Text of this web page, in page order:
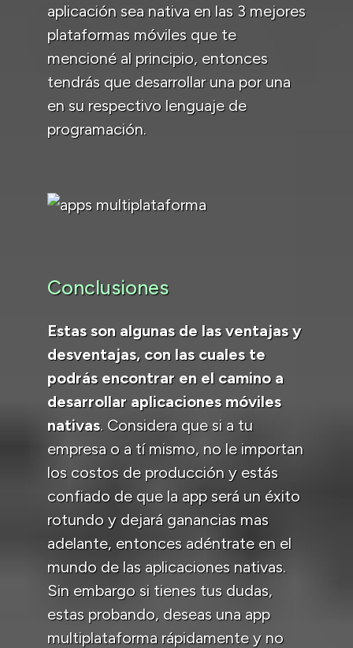
aplicación sea nativa en las 3 mejores
plataformas móviles que te
mencioné al principio, entonces
tendrás que desarrollar una por una
en su respectivo lenguaje de
programación.
Conclusiones
Estas son algunas de las ventajas y
desventajas, con las cuales te
podrás encontrar en el camino a
desarrollar aplicaciones móviles
nativas. Considera que si a tu
empresa o a tí mismo, no le importan
los costos de producción y estás
confiado de que la app será un éxito
rotundo y dejará ganancias mas
adelante, entonces adéntrate en el
mundo de las aplicaciones nativas.
Sin embargo si tienes tus dudas,
estas probando, deseas una app
multiplataforma rápidamente y no